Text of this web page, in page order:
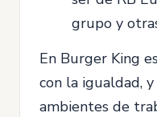
grupo y
En Burger King
con la igualdad,
ambientes de